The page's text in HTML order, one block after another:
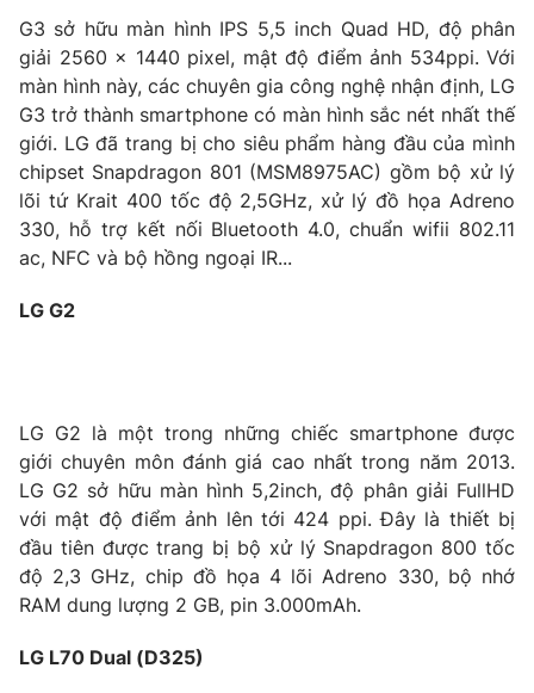
Hậu trường
Nhân vật
Khán giả
Giải sao mai
Giải trí
Điện ảnh
Âm nhạc
Sao
Đời sống
Du lịch
Làm đẹp
Chất lượng cuộc sống
Giáo dục
Tuyển sinh
Học trực tuyến
Công nghệ
Hitech Công nghệ tương lai
Sản phẩm
Chuyên mục khác
Emagazine Podcast
Photo Infographic
G3 sở hữu màn hình IPS 5,5 inch Quad HD, độ phân
giải 2560 x 1440 pixel, mật độ điểm ảnh 534ppi. Với
màn hình này, các chuyên gia công nghệ nhận định, LG
G3 trở thành smartphone có màn hình sắc nét nhất thế
giới. LG đã trang bị cho siêu phẩm hàng đầu của mình
chipset Snapdragon 801 (MSM8975AC) gồm bộ xử lý
lõi tứ Krait 400 tốc độ 2,5GHz, xử lý đồ họa Adreno
330, hỗ trợ kết nối Bluetooth 4.0, chuẩn wifii 802.11
ac, NFC và bộ hồng ngoại IR...
LG G2
LG G2 là một trong những chiếc smartphone được
giới chuyên môn đánh giá cao nhất trong năm 2013.
LG G2 sở hữu màn hình 5,2inch, độ phân giải FullHD
với mật độ điểm ảnh lên tới 424 ppi. Đây là thiết bị
đầu tiên được trang bị bộ xử lý Snapdragon 800 tốc
độ 2,3 GHz, chip đồ họa 4 lõi Adreno 330, bộ nhớ
RAM dung lượng 2 GB, pin 3.000mAh.
LG L70 Dual (D325)